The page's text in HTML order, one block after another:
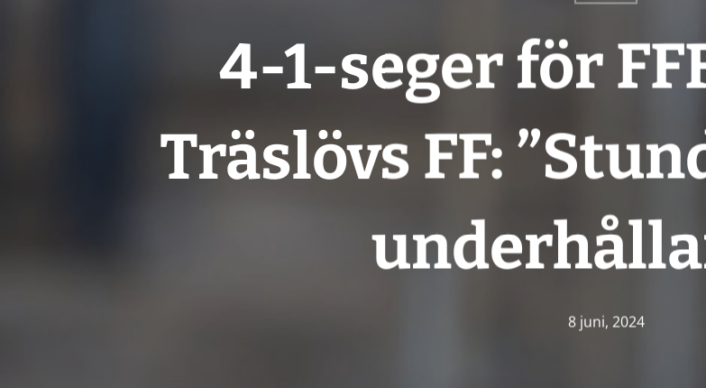
4-1-seger för
Träslövs FF:
8 juni, 2024